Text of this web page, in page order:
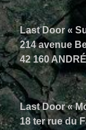
Last Door «
214 avenue
42 160
Last Door «
18 ter rue du